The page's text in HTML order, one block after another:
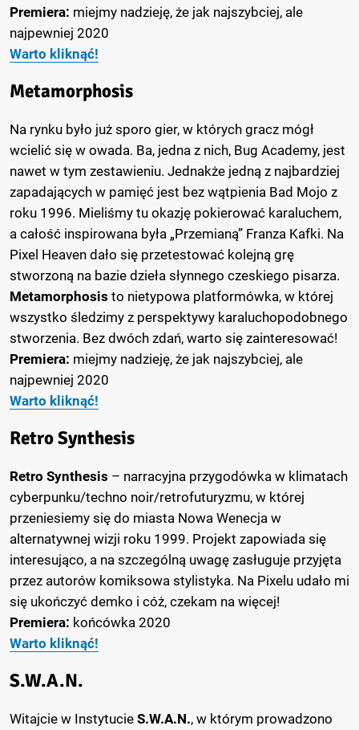
Premiera: miejmy nadzieję, że jak najszybciej, ale
najpewniej 2020
Warto kliknąć!
Metamorphosis
Na rynku było już sporo gier, w których gracz mógł
wcielić się w owada. Ba, jedna z nich, Bug Academy, jest
nawet w tym zestawieniu. Jednakże jedną z najbardziej
zapadających w pamięć jest bez wątpienia Bad Mojo z
roku 1996. Mieliśmy tu okazję pokierować karaluchem,
a całość inspirowana była „Przemianą” Franza Kafki. Na
Pixel Heaven dało się przetestować kolejną grę
stworzoną na bazie dzieła słynnego czeskiego pisarza.
Metamorphosis to nietypowa platformówka, w której
wszystko śledzimy z perspektywy karaluchopodobnego
stworzenia. Bez dwóch zdań, warto się zainteresować!
Premiera: miejmy nadzieję, że jak najszybciej, ale
najpewniej 2020
Warto kliknąć!
Retro Synthesis
Retro Synthesis – narracyjna przygodówka w klimatach
cyberpunku/techno noir/retrofuturyzmu, w której
przeniesiemy się do miasta Nowa Wenecja w
alternatywnej wizji roku 1999. Projekt zapowiada się
interesująco, a na szczególną uwagę zasługuje przyjęta
przez autorów komiksowa stylistyka. Na Pixelu udało mi
się ukończyć demko i cóż, czekam na więcej!
Premiera: końcówka 2020
Warto kliknąć!
S.W.A.N.
Witajcie w Instytucie S.W.A.N., w którym prowadzono